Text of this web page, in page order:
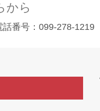
から
話番号：099-278-1219